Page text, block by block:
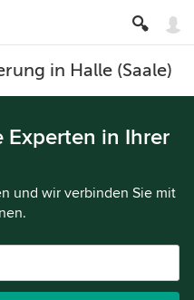
in Halle (Saale)
Experten in Ihrer
und wir verbinden Sie mit